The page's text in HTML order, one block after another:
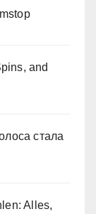
and
стала
Alles,